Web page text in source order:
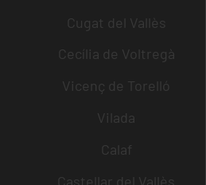
Cugat del Vallès
Cecília de Voltregà
Vicenç de Torelló
Vilada
Calaf
Castellar del Vallès